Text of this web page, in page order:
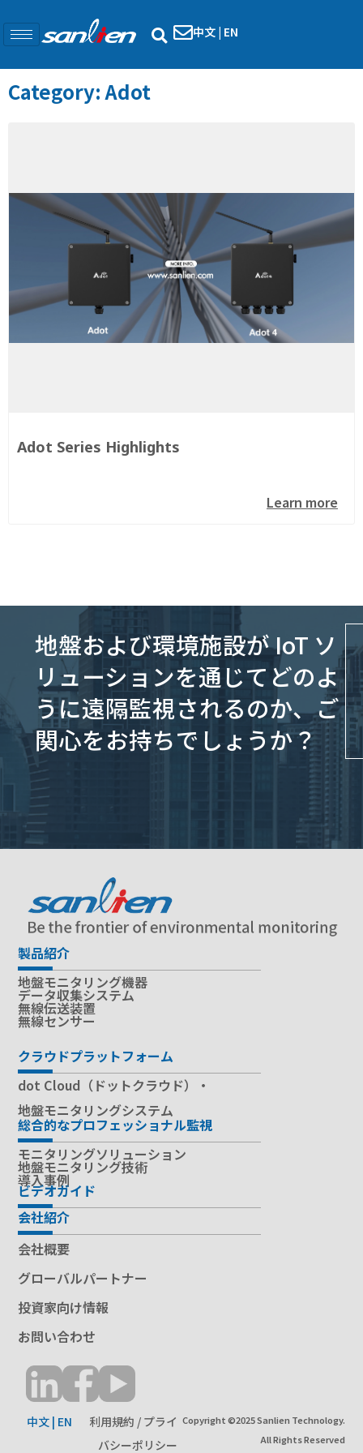
中文 | EN
Category: Adot
Adot Series Highlights
Learn more
地盤および環境施設が IoT ソ
リューションを通じてどのよ
うに遠隔監視されるのか、ご
関心をお持ちでしょうか？
製品紹介
地盤モニタリング機器
データ収集システム
無線伝送装置
無線センサー
クラウドプラットフォーム
dot Cloud（ドットクラウド）・
地盤モニタリングシステム
総合的なプロフェッショナル監視
モニタリングソリューション
地盤モニタリング技術
導入事例
ビデオガイド
会社紹介
会社概要
グローバルパートナー
投資家向け情報
お問い合わせ
中文| EN
利用規約 / プライ
バシーポリシー
Copyright ©2025 Sanlien Technology.
All Rights Reserved